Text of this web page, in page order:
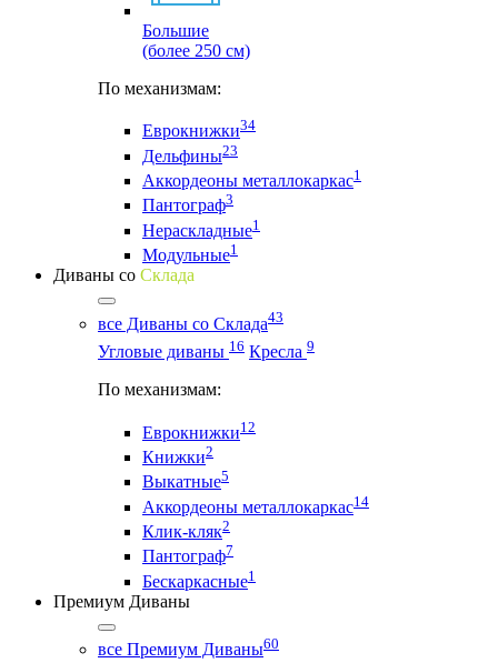
Большие
(более 250 см)
По механизмам:
Еврокнижки34
Дельфины23
Аккордеоны металлокаркас1
Пантограф3
Нераскладные1
Модульные1
Диваны со Склада
все Диваны со Склада43
Угловые диваны 16 Кресла 9
По механизмам:
Еврокнижки12
Книжки2
Выкатные5
Аккордеоны металлокаркас14
Клик-кляк2
Пантограф7
Бескаркасные1
Премиум Диваны
все Премиум Диваны60